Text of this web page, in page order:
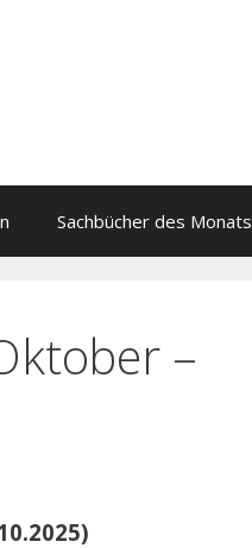
Sachbücher des Monats
–